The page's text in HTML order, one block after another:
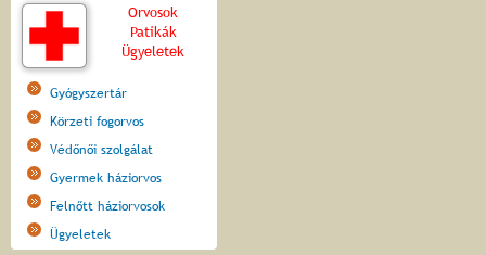
Orvosok
Patikák
Ügyeletek
Gyógyszertár
Körzeti fogorvos
Védőnői szolgálat
Gyermek háziorvos
Felnőtt háziorvosok
Ügyeletek